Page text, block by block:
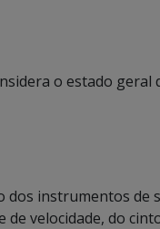
o estado geral
dos instrumentos de
velocidade, do